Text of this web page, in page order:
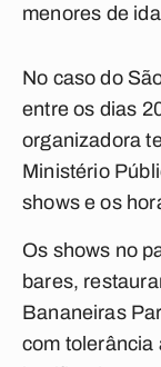
menores de
No caso do
entre os dias
organizadora
Ministério
shows e os
Os shows no
bares,
Bananeiras
com tolerância